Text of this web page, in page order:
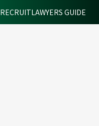
RECRUITLAWYERS GUIDE